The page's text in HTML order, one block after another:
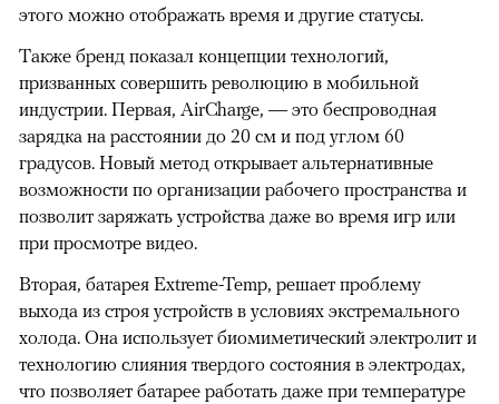
этого можно отображать время и другие статусы.
Также бренд показал концепции технологий,
призванных совершить революцию в мобильной
индустрии. Первая, AirCharge, — это беспроводная
зарядка на расстоянии до 20 см и под углом 60
градусов. Новый метод открывает альтернативные
возможности по организации рабочего пространства и
позволит заряжать устройства даже во время игр или
при просмотре видео.
Вторая, батарея Extreme-Temp, решает проблему
выхода из строя устройств в условиях экстремального
холода. Она использует биомиметический электролит и
технологию слияния твердого состояния в электродах,
что позволяет батарее работать даже при температуре